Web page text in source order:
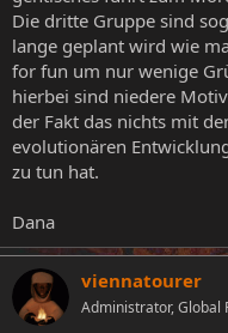
Die dritte Gruppe sind
lange geplant wird wie
for fun um nur wenige
hierbei sind niedere
der Fakt das nichts mit
evolutionären
zu tun hat.
Dana
viennatourer
Administrator, Global